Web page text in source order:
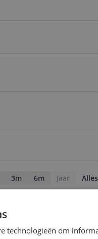
3m 6m Jaar Alles
technologieën om